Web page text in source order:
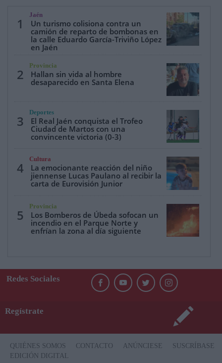
1
Jaén
Un turismo colisiona contra un
camión de reparto de bombonas en
la calle Eduardo García-Triviño López
en Jaén
2
Provincia
Hallan sin vida al hombre
desaparecido en Santa Elena
3
Deportes
El Real Jaén conquista el Trofeo
Ciudad de Martos con una
convincente victoria (0-3)
4
Cultura
La emocionante reacción del niño
jiennense Lucas Paulano al recibir la
carta de Eurovisión Junior
5
Provincia
Los Bomberos de Úbeda sofocan un
incendio en el Parque Norte y
enfrían la zona al día siguiente
Redes Sociales
Regístrate
QUIÉNES SOMOS CONTACTO ANÚNCIESE
SUSCRÍBASE
EDICIÓN DIGITAL